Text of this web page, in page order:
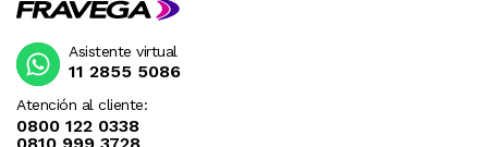
Atención al cliente:
0800 122 0338
Asistente virtual
11 2855 5086